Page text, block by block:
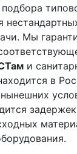
Мы
и
в